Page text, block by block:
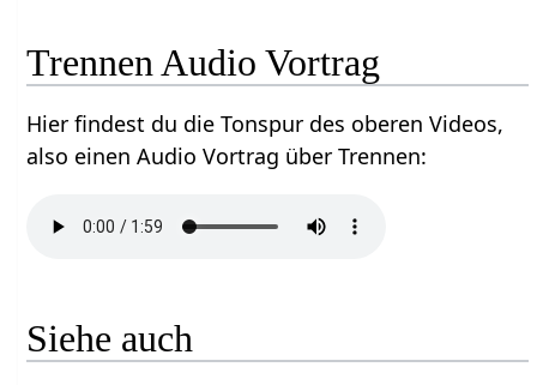
Trennen‏‎ Audio Vortrag
Hier findest du die Tonspur des oberen Videos,
also einen Audio Vortrag über Trennen‏‎:
Siehe auch